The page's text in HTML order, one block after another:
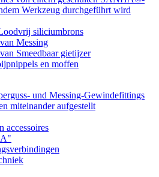
siliciumbrons
Messing
Smeedbaar gietijzer
en moffen
accessoires